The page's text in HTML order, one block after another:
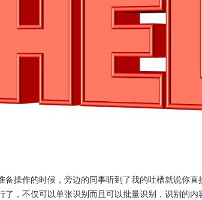
备操作的时候，旁边的同事听到了我的吐槽就说你
了，不仅可以单张识别而且可以批量识别，识别的